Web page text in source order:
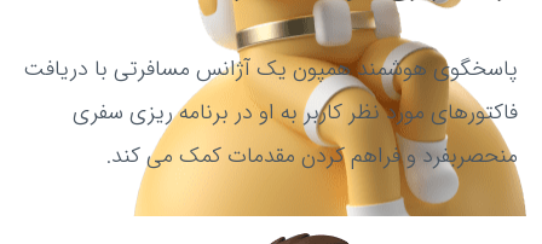
پاسخگوی هوشمند همپون یک آژانس مسافرتی با دریافت
فاکتورهای مورد نظر کاربر به او در برنامه ریزی سفری
منحصربفرد و فراهم کردن مقدمات کمک می کند.